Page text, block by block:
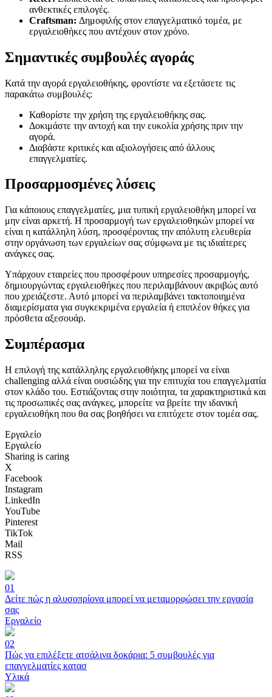
ανθεκτικές επιλογές.
Craftsman: Δημοφιλής στον επαγγελματικό τομέα, με
εργαλειοθήκες που αντέχουν στον χρόνο.
Σημαντικές συμβουλές αγοράς
Κατά την αγορά εργαλειοθήκης, φροντίστε να εξετάσετε τις
παρακάτω συμβουλές:
Καθορίστε την χρήση της εργαλειοθήκης σας.
Δοκιμάστε την αντοχή και την ευκολία χρήσης πριν την
αγορά.
Διαβάστε κριτικές και αξιολογήσεις από άλλους
επαγγελματίες.
Προσαρμοσμένες λύσεις
Για κάποιους επαγγελματίες, μια τυπική εργαλειοθήκη μπορεί να
μην είναι αρκετή. Η προσαρμογή των εργαλειοθηκών μπορεί να
είναι η κατάλληλη λύση, προσφέροντας την απόλυτη ελευθερία
στην οργάνωση των εργαλείων σας σύμφωνα με τις ιδιαίτερες
ανάγκες σας.
Υπάρχουν εταιρείες που προσφέρουν υπηρεσίες προσαρμογής,
δημιουργώντας εργαλειοθήκες που περιλαμβάνουν ακριβώς αυτό
που χρειάζεστε. Αυτό μπορεί να περιλαμβάνει τακτοποιημένα
διαμερίσματα για συγκεκριμένα εργαλεία ή επιπλέον θήκες για
πρόσθετα αξεσουάρ.
Συμπέρασμα
Η επιλογή της κατάλληλης εργαλειοθήκης μπορεί να είναι
challenging αλλά είναι ουσιώδης για την επιτυχία του επαγγελματία
στον κλάδο του. Εστιάζοντας στην ποιότητα, τα χαρακτηριστικά και
τις προσωπικές σας ανάγκες, μπορείτε να βρείτε την ιδανική
εργαλειοθήκη που θα σας βοηθήσει να επιτύχετε στον τομέα σας.
Εργαλείο
Εργαλείο
Sharing is caring
X
Facebook
Instagram
LinkedIn
YouTube
Pinterest
TikTok
Mail
RSS
01
Δείτε πώς η αλυσοπρίονα μπορεί να μεταμορφώσει την εργασία
σας
Εργαλείο
02
Πώς να επιλέξετε ατσάλινα δοκάρια: 5 συμβουλές για
επαγγελματίες κατασ
Υλικά